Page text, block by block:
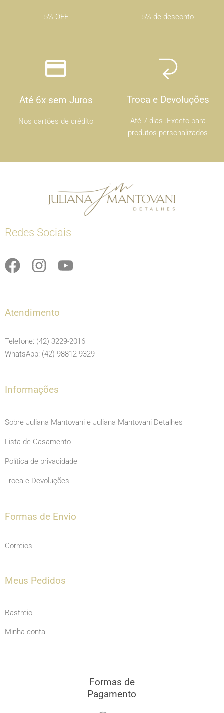
5% OFF 5% de desconto
Até 6x sem Juros
Nos cartões de crédito
Troca e Devoluções
Até 7 dias .Exceto para
produtos personalizados
Redes Sociais
F
e
o
o
I
t
g
r
m
Y
b
e
Atendimento
Telefone: (42) 3229-2016
WhatsApp: (42) 98812-9329
Informações
Sobre Juliana Mantovani e Juliana Mantovani Detalhes
Lista de Casamento
Política de privacidade
Troca e Devoluções
Formas de Envio
Correios
Meus Pedidos
Rastreio
Minha conta
Formas de
Pagamento